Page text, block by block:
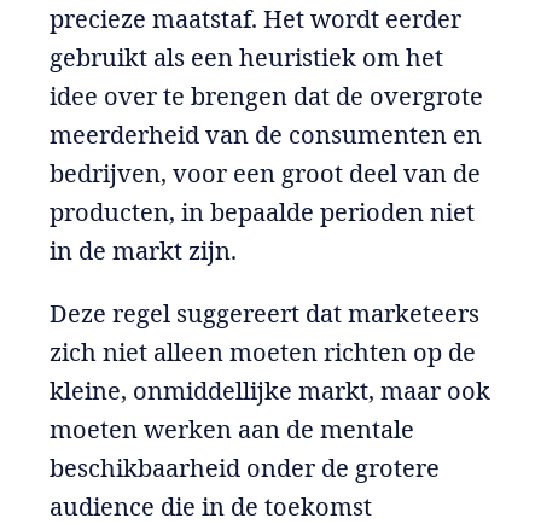
precieze maatstaf. Het wordt eerder
gebruikt als een heuristiek om het
idee over te brengen dat de overgrote
meerderheid van de consumenten en
bedrijven, voor een groot deel van de
producten, in bepaalde perioden niet
in de markt zijn.
Deze regel suggereert dat marketeers
zich niet alleen moeten richten op de
kleine, onmiddellijke markt, maar ook
moeten werken aan de mentale
beschikbaarheid onder de grotere
audience die in de toekomst